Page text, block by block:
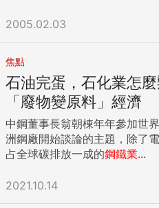
2005.02.03
焦點
石油完蛋，石化業怎
「廢物變原料」經濟
中鋼董事長翁朝棟年年參加世
洲鋼廠開始談論的主題，除了
占全球碳排放一成的鋼鐵業...
2021.10.14